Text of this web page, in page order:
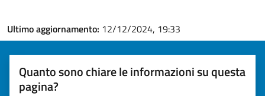
Ultimo aggiornamento: 12/12/2024, 19:33
Quanto sono chiare le informazioni su questa
pagina?